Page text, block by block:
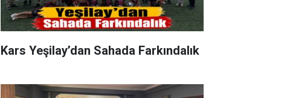
Kars Yeşilay’dan Sahada Farkındalık